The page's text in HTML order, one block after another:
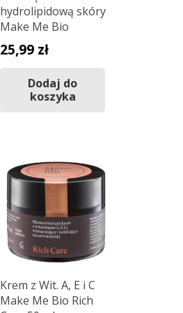
hydrolipidową skóry
Make Me Bio
25,99 zł
Dodaj do
koszyka
Krem z Wit. A, E i C
Make Me Bio Rich